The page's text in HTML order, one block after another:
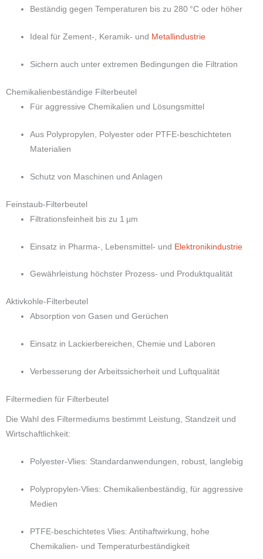
Beständig gegen Temperaturen bis zu 280 °C oder höher
Ideal für Zement-, Keramik- und Metallindustrie
Sichern auch unter extremen Bedingungen die Filtration
Chemikalienbeständige Filterbeutel
Für aggressive Chemikalien und Lösungsmittel
Aus Polypropylen, Polyester oder PTFE-beschichteten
Materialien
Schutz von Maschinen und Anlagen
Feinstaub-Filterbeutel
Filtrationsfeinheit bis zu 1 µm
Einsatz in Pharma-, Lebensmittel- und Elektronikindustrie
Gewährleistung höchster Prozess- und Produktqualität
Aktivkohle-Filterbeutel
Absorption von Gasen und Gerüchen
Einsatz in Lackierbereichen, Chemie und Laboren
Verbesserung der Arbeitssicherheit und Luftqualität
Filtermedien für Filterbeutel
Die Wahl des Filtermediums bestimmt Leistung, Standzeit und
Wirtschaftlichkeit:
Polyester-Vlies: Standardanwendungen, robust, langlebig
Polypropylen-Vlies: Chemikalienbeständig, für aggressive
Medien
PTFE-beschichtetes Vlies: Antihaftwirkung, hohe
Chemikalien- und Temperaturbeständigkeit